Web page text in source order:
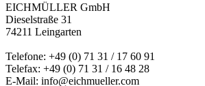
EICHMÜLLER GmbH
Dieselstraße 31
74211 Leingarten
Telefone: +49 (0) 71 31 / 17 60 91
Telefax: +49 (0) 71 31 / 16 48 28
E-Mail: info@eichmueller.com